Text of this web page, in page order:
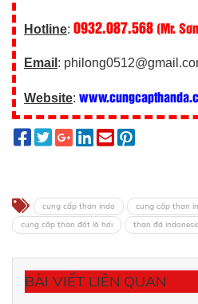
Hotline: 0932.087.568 (Mr.
Email :
Website:
cung cấp than indo cung cấp than
cung cấp than đốt lò hơi
than đá
BÀI VIẾT LIÊN QUAN